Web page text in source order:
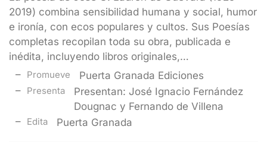
2019) combina sensibilidad humana y social, humor
e ironía, con ecos populares y cultos. Sus Poesías
completas recopilan toda su obra, publicada e
inédita, incluyendo libros originales,…
Promueve Puerta Granada Ediciones
Presenta
Presentan: José Ignacio Fernández
Dougnac y Fernando de Villena
Edita Puerta Granada